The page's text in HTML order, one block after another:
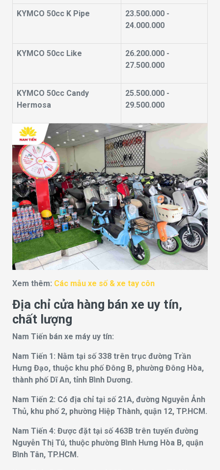
KYMCO 50cc K Pipe
23.500.000 -
24.000.000
KYMCO 50cc Like
26.200.000 -
27.500.000
KYMCO 50cc Candy
Hermosa
25.500.000 -
29.500.000
Xem thêm: Các mẫu xe số & xe tay côn
Địa chỉ cửa hàng bán xe uy tín,
chất lượng
Nam Tiến bán xe máy uy tín:
Nam Tiến 1: Nằm tại số 338 trên trục đường Trần
Hưng Đạo, thuộc khu phố Đông B, phường Đông Hòa,
thành phố Dĩ An, tỉnh Bình Dương.
Nam Tiến 2: Có địa chỉ tại số 21A, đường Nguyễn Ảnh
Thủ, khu phố 2, phường Hiệp Thành, quận 12, TP.HCM.
Nam Tiến 4: Được đặt tại số 463B trên tuyến đường
Nguyễn Thị Tú, thuộc phường Bình Hưng Hòa B, quận
Bình Tân, TP.HCM.